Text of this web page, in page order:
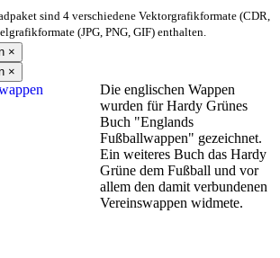
sind 4 verschiedene Vektorgrafikformate (CDR,
(JPG, PNG, GIF) enthalten.
×
×
Die englischen Wappen
wurden für Hardy Grünes
Buch "Englands
Fußballwappen" gezeichnet.
Ein weiteres Buch das Hardy
Grüne dem Fußball und vor
allem den damit verbundenen
Vereinswappen widmete.